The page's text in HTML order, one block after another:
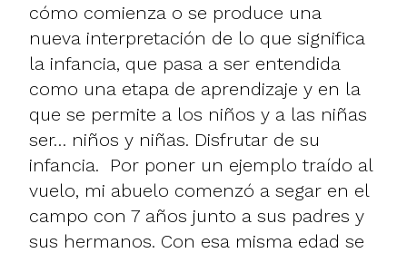
cómo comienza o se produce una
nueva interpretación de lo que significa
la infancia, que pasa a ser entendida
como una etapa de aprendizaje y en la
que se permite a los niños y a las niñas
ser… niños y niñas. Disfrutar de su
infancia. Por poner un ejemplo traído al
vuelo, mi abuelo comenzó a segar en el
campo con 7 años junto a sus padres y
sus hermanos. Con esa misma edad se